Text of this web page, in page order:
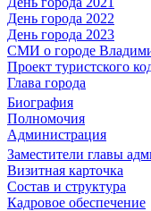
День города 2022
День города 2023
СМИ о городе
Проект туристского
Глава города
Биография
Полномочия
Администрация
Заместители главы
Визитная карточка
Состав и структура
Кадровое обеспечение